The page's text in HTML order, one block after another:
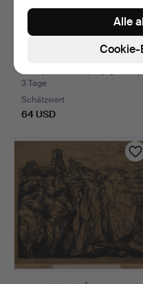
Nr.…
3 Tage
Schätzwert
64 USD
Cookie-
Alle